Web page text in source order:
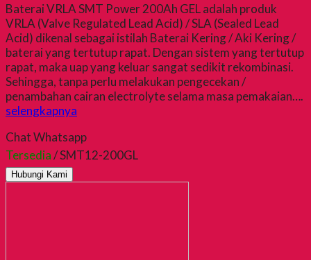
Baterai VRLA SMT Power 200Ah GEL adalah produk
VRLA (Valve Regulated Lead Acid) / SLA (Sealed Lead
Acid) dikenal sebagai istilah Baterai Kering / Aki Kering /
baterai yang tertutup rapat. Dengan sistem yang tertutup
rapat, maka uap yang keluar sangat sedikit rekombinasi.
Sehingga, tanpa perlu melakukan pengecekan /
penambahan cairan electrolyte selama masa pemakaian….
selengkapnya
Chat Whatsapp
Tersedia/ SMT12-200GL
Hubungi Kami